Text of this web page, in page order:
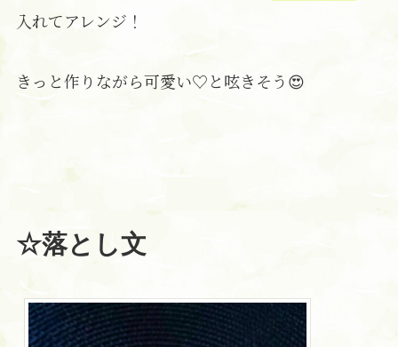
入れてアレンジ！
きっと作りながら可愛い♡と呟きそう😍
☆落とし文